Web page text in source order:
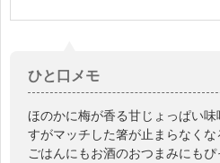
ひと口メモ
ほのかに梅が香る甘じょっぱい
すがマッチした箸が止まらなくな
ごはんにもお酒のおつまみにも